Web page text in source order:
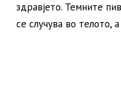
здравјето. Темните
се случува во телото,